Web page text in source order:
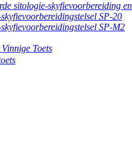
sitologie-skyfievoorbereiding
SP-20
SP-M2
Toets